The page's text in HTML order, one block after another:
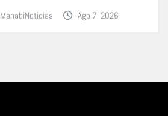
ManabiNoticias Ago 7, 2026